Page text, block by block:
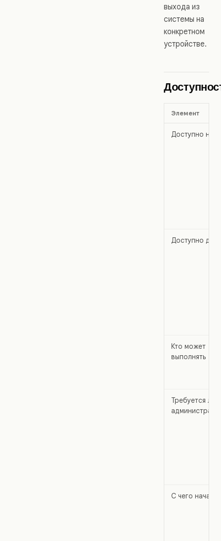
выхода из
системы на
конкретном
устройстве.
Элемент
Доступно на
Доступно для
Кто может
выполнять
Требуется ли
С чего начать